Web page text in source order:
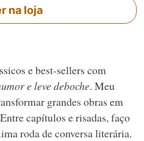
na loja
e best-sellers com
e leve deboche. Meu
grandes obras em
capítulos e risadas, faço
roda de conversa literária.